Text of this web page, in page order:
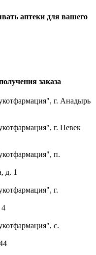
аптеки для вашего
заказа
г. Анадырь
г. Певек
п.
д. 1
г.
4
с.